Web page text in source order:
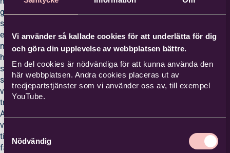
Vi använder så kallade cookies för att underlätta för dig
och göra din upplevelse av webbplatsen bättre.
En del cookies är nödvändiga för att kunna använda den
här webbplatsen. Andra cookies placeras ut av
tredjepartstjänster som vi använder oss av, till exempel
YouTube.
Nödvändig
gång. Jag tycker
själv att det var
extra roligt att så
många samtal i år
handlade om
samtiden,
samhället och hur
vi ska få tillbaka
tron på framtiden.
Att samtalen, såväl
var för sig som
tillsammans,
faktiskt lyckades